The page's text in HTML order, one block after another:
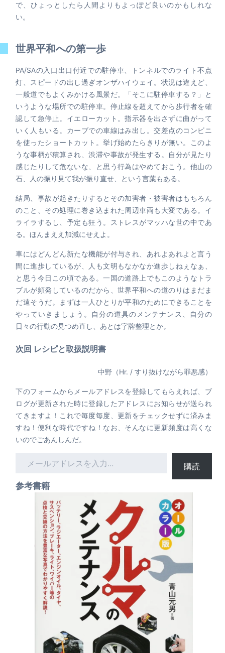
で、ひょっとしたら人間よりもよっぽど良いのかもしれな
い。
世界平和への第一歩
PA/SAの入口出口付近での駐停車、トンネルでのライト不点
灯、スピードの出し過ぎオンザハイウェイ。状況は違えど、
一般道でもよくみかける風景だ。「そこに駐停車する？」と
いうような場所での駐停車。停止線を超えてから歩行者を確
認して急停止。イエローカット。指示器を出さずに曲がって
いく人もいる。カーブでの車線はみ出し。交差点のコンビニ
を使ったショートカット。挙げ始めたらきりが無い。このよ
うな事柄が積算され、渋滞や事故が発生する。自分が見たり
感じたりして危ないな、と思う行為はやめておこう。他山の
石、人の振り見て我が振り直せ、という言葉もある。
結局、事故が起きたりするとその加害者・被害者はもちろん
のこと、その処理に巻き込まれた周辺車両も大変である。イ
ライラするし、予定も狂う。ストレスがマッハな世の中であ
る。ほんまええ加減にせえよ。
車にはどんどん新たな機能が付与され、あれよあれよと言う
間に進歩しているが、人も文明もなかなか進歩しねぇなぁ、
と思う今日この頃である。一国の道路上でもこのようなトラ
ブルが頻発しているのだから、世界平和への道のりはまだま
だ遠そうだ。まずは一人ひとりが平和のためにできることを
やっていきましょう。自分の道具のメンテナンス、自分の
日々の行動の見つめ直し、あとは字牌整理とか。
次回 レシピと取扱説明書
中野（Hr. / すり抜けながら罪悪感）
下のフォームからメールアドレスを登録してもらえれば、ブ
ログが更新された時に登録したアドレスにお知らせが送られ
てきますよ！これで毎度毎度、更新をチェックせずに済みま
すね！便利な時代ですね！なお、そんなに更新頻度は高くな
いのでごあんしんだ。
ル
購読
参考書籍